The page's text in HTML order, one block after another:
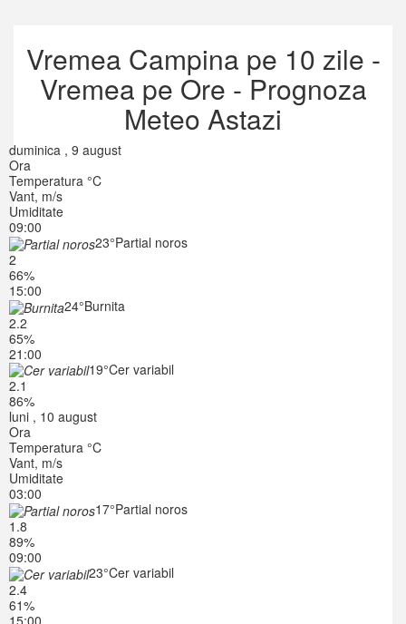
Vremea Campina pe 10 zile -
Vremea pe Ore - Prognoza
Meteo Astazi
duminica , 9 august
Ora
Temperatura °C
Vant, m/s
Umiditate
09:00
23°Partial noros
2
66%
15:00
24°Burnita
2.2
65%
21:00
19°Cer variabil
2.1
86%
luni , 10 august
Ora
Temperatura °C
Vant, m/s
Umiditate
03:00
17°Partial noros
1.8
89%
09:00
23°Cer variabil
2.4
61%